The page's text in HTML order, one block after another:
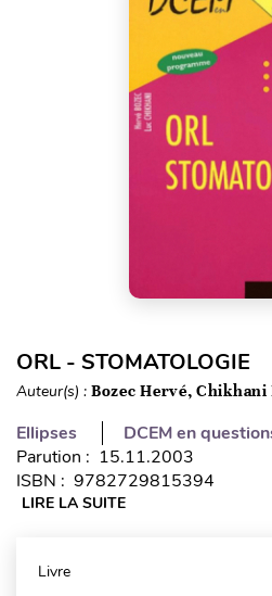
ORL - STOMATOLOGIE
Auteur(s) : Bozec Hervé, Chikhani
Ellipses
DCEM en
Parution : 15.11.2003
ISBN : 9782729815394
LIRE LA SUITE
Livre